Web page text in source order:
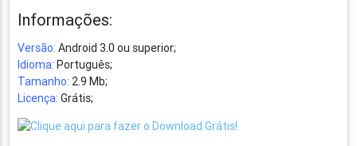
Informações:
Versão: Android 3.0 ou superior;
Idioma: Português;
Tamanho: 2.9 Mb;
Licença: Grátis;